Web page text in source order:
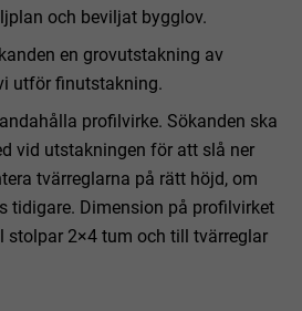
och beviljat bygglov.
en grovutstakning av
utför finutstakning.
profilvirke. Sökanden ska
vid utstakningen för att slå ner
tvärreglarna på rätt höjd, om
tidigare. Dimension på profilvirket
stolpar 2×4 tum och till tvärreglar